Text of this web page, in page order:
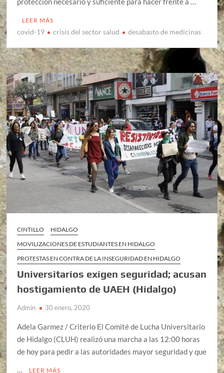
LEER MÁS
covid-19 crisis del sector salud desabasto de medicinas
CINTILLO
HIDALGO
MOVILIZACIONES DE ESTUDIANTES EN HIDALGO
PROTESTAS EN CONTRA DE LA INSEGURIDAD EN HIDALGO
Universitarios exigen seguridad; acusan
hostigamiento de UAEH (Hidalgo)
Admin 30 enero, 2020
Adela Garmez / Criterio El Comité de Lucha Universitario
de Hidalgo (CLUH) realizó una marcha a las 12:00 horas
de hoy para pedir a las autoridades mayor seguridad y que
…
LEER MÁS